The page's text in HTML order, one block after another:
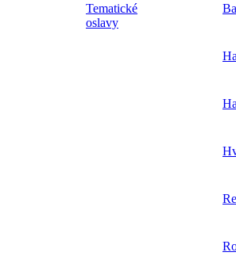
Tematické
oslavy